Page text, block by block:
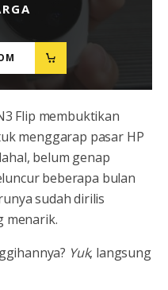
Flip membuktikan
menggarap pasar HP
belum genap
beberapa bulan
sudah dirilis
menarik.
Yuk, langsung